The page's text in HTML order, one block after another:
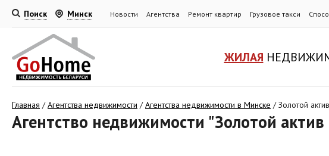
Поиск Минск Новости Агентства Ремонт квартир Грузовое такси
ЖИЛАЯ
Главная /Агентства недвижимости /Агентства недвижимости в Минске /Золотой
Агентство недвижимости "Золотой